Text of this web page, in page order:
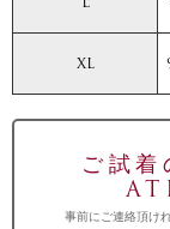
XL
ご試
事前にご連絡頂け